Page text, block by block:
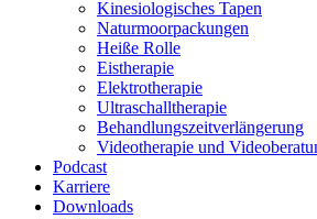
Kinesiologisches Tapen
Naturmoorpackungen
Heiße Rolle
Eistherapie
Elektrotherapie
Ultraschalltherapie
Behandlungszeitverlängerung
Videotherapie und
Podcast
Karriere
Downloads